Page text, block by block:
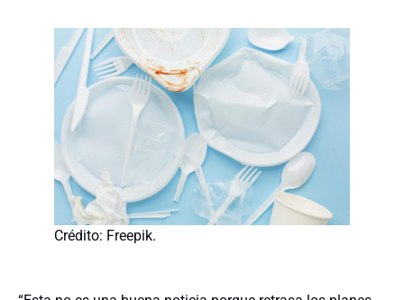
Crédito: Freepik.